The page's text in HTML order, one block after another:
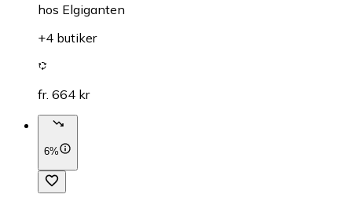
hos Elgiganten
+4 butiker
fr. 664 kr
6%